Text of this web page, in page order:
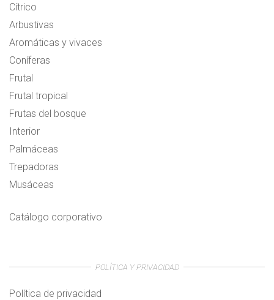
Cítrico
Arbustivas
Aromáticas y vivaces
Coníferas
Frutal
Frutal tropical
Frutas del bosque
Interior
Palmáceas
Trepadoras
Musáceas
Catálogo corporativo
POLÍTICA Y PRIVACIDAD
Política de privacidad